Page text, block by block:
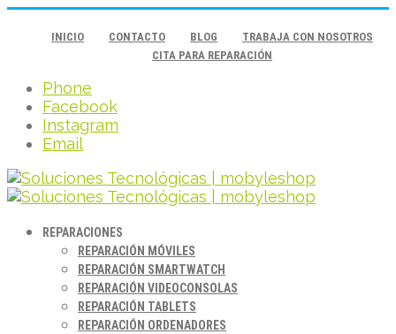
INICIO CONTACTO BLOG
TRABAJA CON NOSOTROS
CITA PARA REPARACIÓN
Phone
Facebook
Instagram
Email
REPARACIONES
REPARACIÓN MÓVILES
REPARACIÓN SMARTWATCH
REPARACIÓN VIDEOCONSOLAS
REPARACIÓN TABLETS
REPARACIÓN ORDENADORES